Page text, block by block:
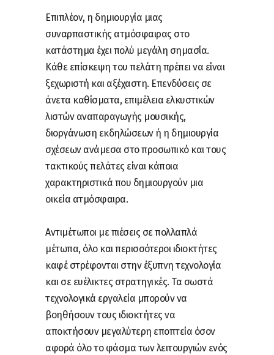
Επιπλέον, η δημιουργία μιας
συναρπαστικής ατμόσφαιρας στο
κατάστημα έχει πολύ μεγάλη σημασία.
Κάθε επίσκεψη του πελάτη πρέπει να είναι
ξεχωριστή και αξέχαστη. Επενδύσεις σε
άνετα καθίσματα, επιμέλεια ελκυστικών
λιστών αναπαραγωγής μουσικής,
διοργάνωση εκδηλώσεων ή η δημιουργία
σχέσεων ανάμεσα στο προσωπικό και τους
τακτικούς πελάτες είναι κάποια
χαρακτηριστικά που δημιουργούν μια
οικεία ατμόσφαιρα.
Αντιμέτωποι με πιέσεις σε πολλαπλά
μέτωπα, όλο και περισσότεροι ιδιοκτήτες
καφέ στρέφονται στην έξυπνη τεχνολογία
και σε ευέλικτες στρατηγικές. Τα σωστά
τεχνολογικά εργαλεία μπορούν να
βοηθήσουν τους ιδιοκτήτες να
αποκτήσουν μεγαλύτερη εποπτεία όσον
αφορά όλο το φάσμα των λειτουργιών ενός